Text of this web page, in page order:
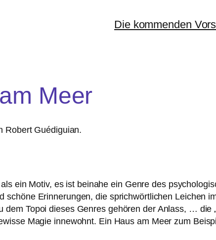
Die kommenden
Meer
Robert Guédiguian.
ein Motiv, es ist bei­na­he ein Genre des
schö­ne Erinnerungen, die sprich­wört­li­chen Leichen
dem Topoi die­ses Genres gehö­ren der Anlass, …
Magie inne­wohnt. Ein Haus am Meer zum